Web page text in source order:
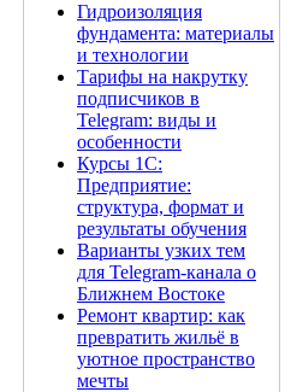
Гидроизоляция
фундамента: материалы
и технологии
Тарифы на накрутку
подписчиков в
Telegram: виды и
особенности
Курсы 1С:
Предприятие:
структура, формат и
результаты обучения
Варианты узких тем
для Telegram-канала о
Ближнем Востоке
Ремонт квартир: как
превратить жильё в
уютное пространство
мечты